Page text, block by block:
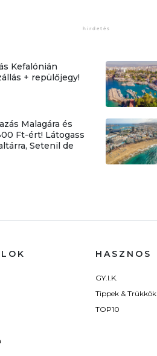
Kefalónián
+ repülőjegy!
Malagára és
Ft-ért! Látogass
Setenil de
HASZNOS
GY.I.K.
Tippek & Trükkök
TOP10